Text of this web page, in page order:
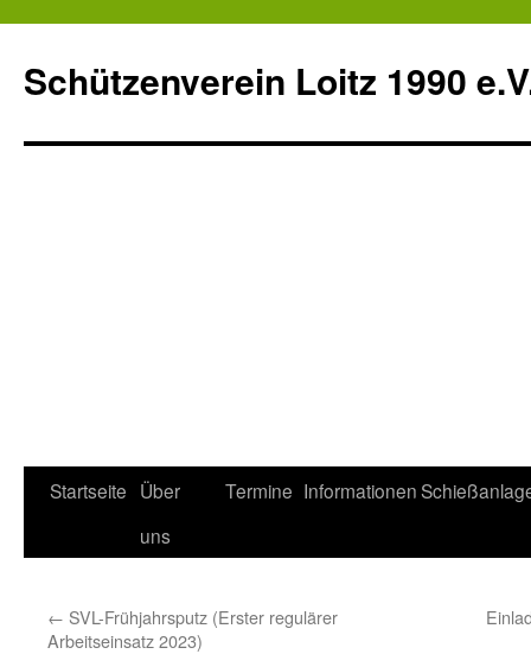
Schützenverein Loitz 1990
Zum
Startseite Über
uns
Termine Informationen
← SVL-Frühjahrsputz (Erster regulärer
Arbeitseinsatz 2023)